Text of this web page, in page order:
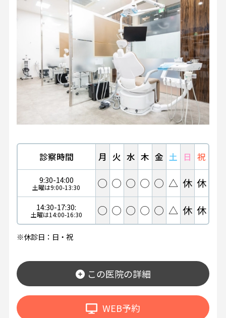
診察時間 月 火 水 木 金 土 日 祝
9:30-14:00
土曜は9:00-13:30 ◯ ◯ ◯ ◯ ◯ △ 休 休
14:30-17:30:
土曜は14:00-16:30 ◯ ◯ ◯ ◯ ◯ △ 休 休
※休診日：日・祝
この医院の詳細
WEB予約